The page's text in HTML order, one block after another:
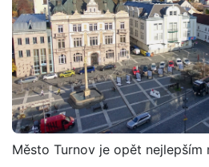
Město Turnov je opět nejlepším